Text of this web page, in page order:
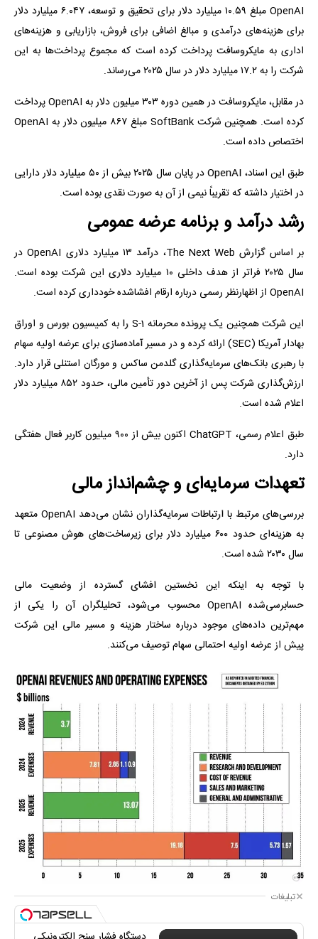
OpenAI مبلغ ۱۰.۵۹ میلیارد دلار برای تحقیق و توسعه، ۶.۰۴۷ میلیارد دلار
برای هزینه‌های درآمدی و مبالغ اضافی برای فروش، بازاریابی و هزینه‌های
اداری به مایکروسافت پرداخت کرده است که مجموع پرداخت‌ها به این
شرکت را به ۱۷.۲ میلیارد دلار در سال ۲۰۲۵ می‌رساند.
در مقابل، مایکروسافت در همین دوره ۳۰۳ میلیون دلار به OpenAI پرداخت
کرده است. همچنین شرکت SoftBank مبلغ ۸۶۷ میلیون دلار به OpenAI
اختصاص داده است.
طبق این اسناد، OpenAI در پایان سال ۲۰۲۵ بیش از ۵۰ میلیارد دلار دارایی
در اختیار داشته که تقریباً نیمی از آن به صورت نقدی بوده است.
رشد درآمد و برنامه عرضه عمومی
بر اساس گزارش The Next Web، درآمد ۱۳ میلیارد دلاری OpenAI در
سال ۲۰۲۵ فراتر از هدف داخلی ۱۰ میلیارد دلاری این شرکت بوده است.
OpenAI از اظهارنظر رسمی درباره ارقام افشاشده خودداری کرده است.
این شرکت همچنین یک پرونده محرمانه S-1 را به کمیسیون بورس و اوراق
بهادار آمریکا (SEC) ارائه کرده و در مسیر آماده‌سازی برای عرضه اولیه سهام
با رهبری بانک‌های سرمایه‌گذاری گلدمن ساکس و مورگان استنلی قرار دارد.
ارزش‌گذاری شرکت پس از آخرین دور تأمین مالی، حدود ۸۵۲ میلیارد دلار
اعلام شده است.
طبق اعلام رسمی، ChatGPT اکنون بیش از ۹۰۰ میلیون کاربر فعال هفتگی
دارد.
تعهدات سرمایه‌ای و چشم‌انداز مالی
بررسی‌های مرتبط با ارتباطات سرمایه‌گذاران نشان می‌دهد OpenAI متعهد
به هزینه‌ای حدود ۶۰۰ میلیارد دلار برای زیرساخت‌های هوش مصنوعی تا
سال ۲۰۳۰ شده است.
با توجه به اینکه این نخستین افشای گسترده از وضعیت مالی
حسابرسی‌شده OpenAI محسوب می‌شود، تحلیلگران آن را یکی از
مهم‌ترین داده‌های موجود درباره ساختار هزینه و مسیر مالی این شرکت
پیش از عرضه اولیه احتمالی سهام توصیف می‌کنند.
تبلیغات